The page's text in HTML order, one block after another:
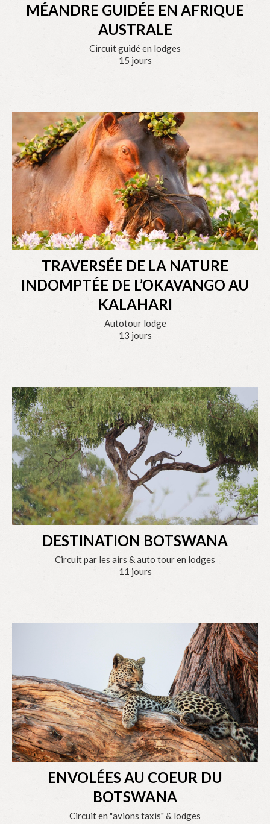
MÉANDRE GUIDÉE EN AFRIQUE
AUSTRALE
Circuit guidé en lodges
15 jours
TRAVERSÉE DE LA NATURE
INDOMPTÉE DE L’OKAVANGO AU
KALAHARI
Autotour lodge
13 jours
DESTINATION BOTSWANA
Circuit par les airs & auto tour en lodges
11 jours
ENVOLÉES AU COEUR DU
BOTSWANA
Circuit en "avions taxis" & lodges